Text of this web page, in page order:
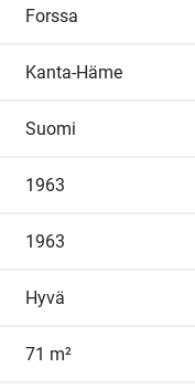
Forssa
Kanta-Häme
Suomi
1963
1963
Hyvä
71 m²